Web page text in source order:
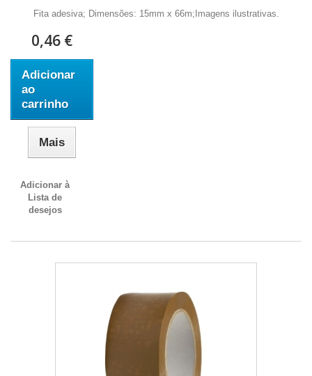
Fita adesiva; Dimensões: 15mm x 66m;Imagens ilustrativas.
0,46 €
Adicionar
ao
carrinho
Mais
Adicionar à
Lista de
desejos